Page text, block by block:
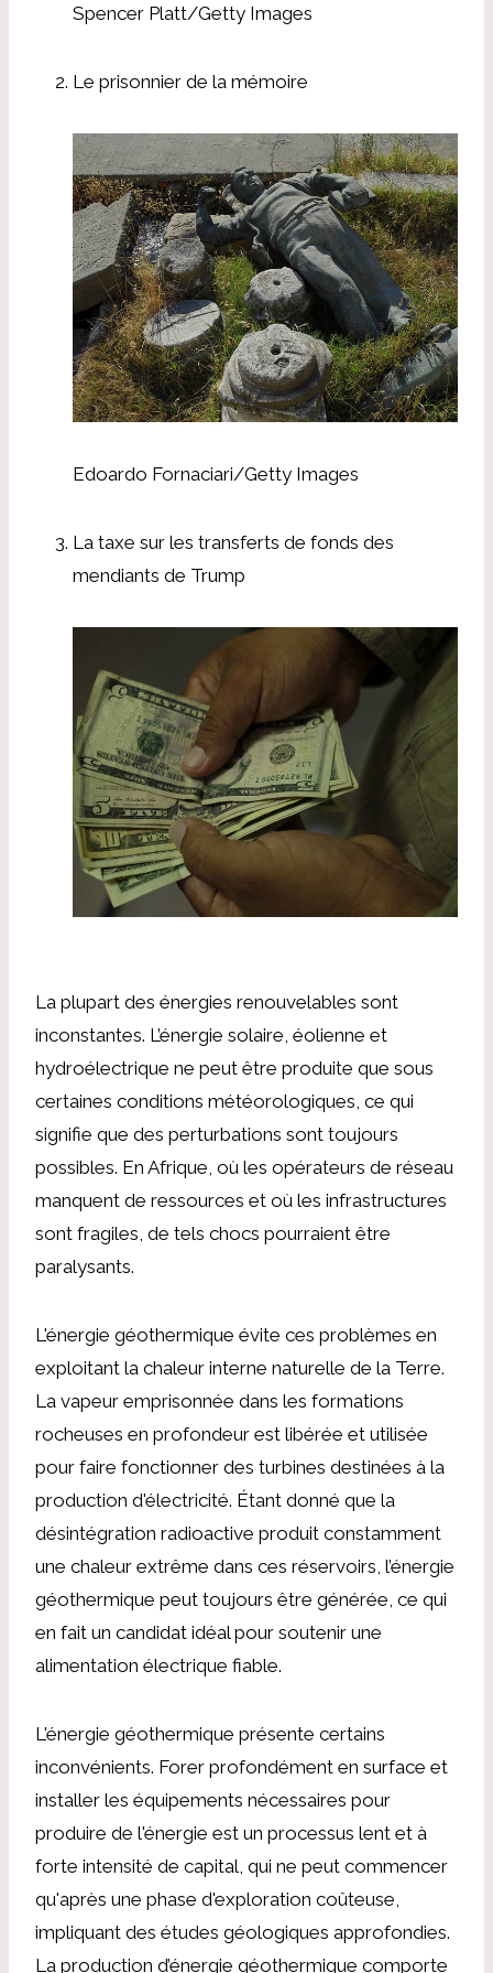
Spencer Platt/Getty Images
Le prisonnier de la mémoire
Edoardo Fornaciari/Getty Images
La taxe sur les transferts de fonds des
mendiants de Trump
La plupart des énergies renouvelables sont
inconstantes. L’énergie solaire, éolienne et
hydroélectrique ne peut être produite que sous
certaines conditions météorologiques, ce qui
signifie que des perturbations sont toujours
possibles. En Afrique, où les opérateurs de réseau
manquent de ressources et où les infrastructures
sont fragiles, de tels chocs pourraient être
paralysants.
L'énergie géothermique évite ces problèmes en
exploitant la chaleur interne naturelle de la Terre.
La vapeur emprisonnée dans les formations
rocheuses en profondeur est libérée et utilisée
pour faire fonctionner des turbines destinées à la
production d'électricité. Étant donné que la
désintégration radioactive produit constamment
une chaleur extrême dans ces réservoirs, l’énergie
géothermique peut toujours être générée, ce qui
en fait un candidat idéal pour soutenir une
alimentation électrique fiable.
L'énergie géothermique présente certains
inconvénients. Forer profondément en surface et
installer les équipements nécessaires pour
produire de l'énergie est un processus lent et à
forte intensité de capital, qui ne peut commencer
qu'après une phase d'exploration coûteuse,
impliquant des études géologiques approfondies.
La production d’énergie géothermique comporte